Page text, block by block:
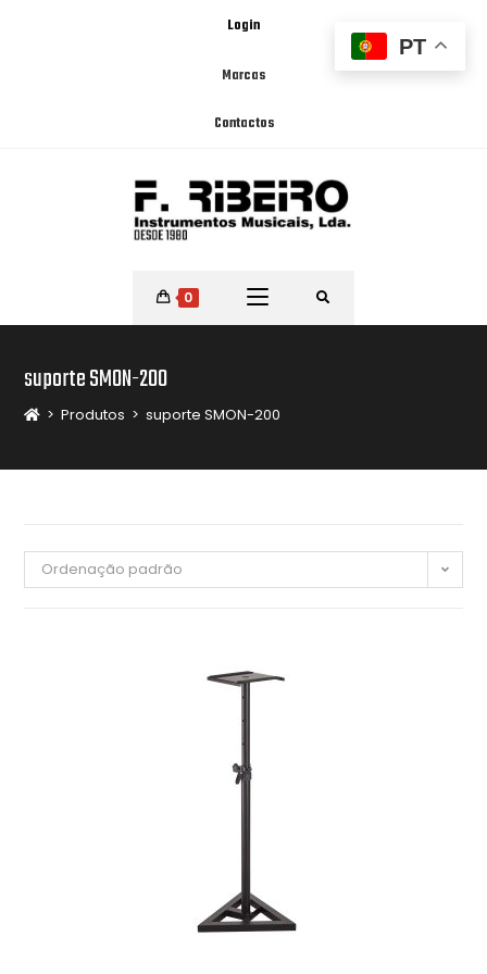
Login
Marcas
Contactos
0
suporte SMON-200
> Produtos > suporte SMON-200
Ordenação padrão
PT